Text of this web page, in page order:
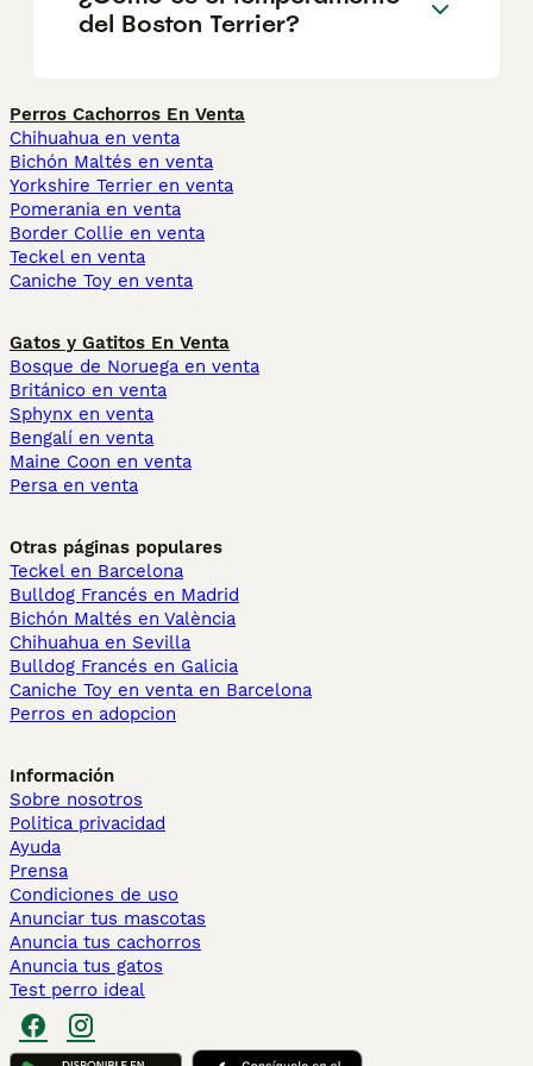
del Boston Terrier?
Perros Cachorros En Venta
Chihuahua en venta
Bichón Maltés en venta
Yorkshire Terrier en venta
Pomerania en venta
Border Collie en venta
Teckel en venta
Caniche Toy en venta
Gatos y Gatitos En Venta
Bosque de Noruega en venta
Británico en venta
Sphynx en venta
Bengalí en venta
Maine Coon en venta
Persa en venta
Otras páginas populares
Teckel en Barcelona
Bulldog Francés en Madrid
Bichón Maltés en València
Chihuahua en Sevilla
Bulldog Francés en Galicia
Caniche Toy en venta en Barcelona
Perros en adopcion
Información
Sobre nosotros
Politica privacidad
Ayuda
Prensa
Condiciones de uso
Anunciar tus mascotas
Anuncia tus cachorros
Anuncia tus gatos
Test perro ideal